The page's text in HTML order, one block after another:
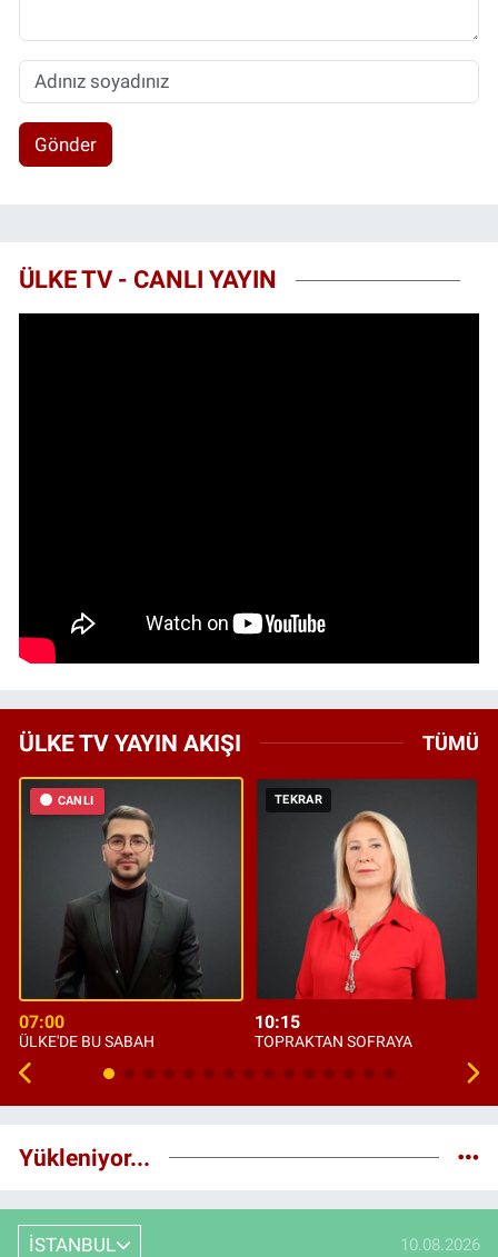
Gönder
ÜLKE TV - CANLI YAYIN
ÜLKE TV YAYIN AKIŞI TÜMÜ
CANLI
07:00
ÜLKE'DE BU SABAH
TEKRAR
10:15
TOPRAKTAN SOFRAYA
Yükleniyor...
İSTANBUL 10.08.2026